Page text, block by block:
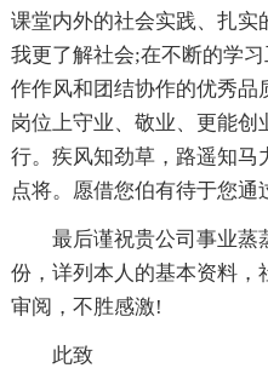
课堂内外的社会实践、扎实
我更了解社会;在不断的学
作作风和团结协作的优秀品
岗位上守业、敬业、更能创
行。疾风知劲草，路遥知马
点将。愿借您伯有待于您通
最后谨祝贵公司事业蒸
份，详列本人的基本资料，
审阅，不胜感激!
此致